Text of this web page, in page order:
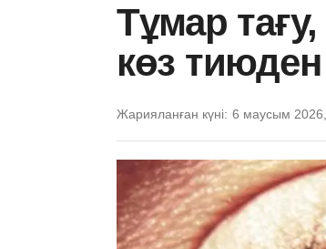
Тұмар
көз
Жарияланған күні: 6 маусым